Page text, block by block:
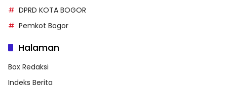
DPRD KOTA BOGOR
Pemkot Bogor
Halaman
Box Redaksi
Indeks Berita